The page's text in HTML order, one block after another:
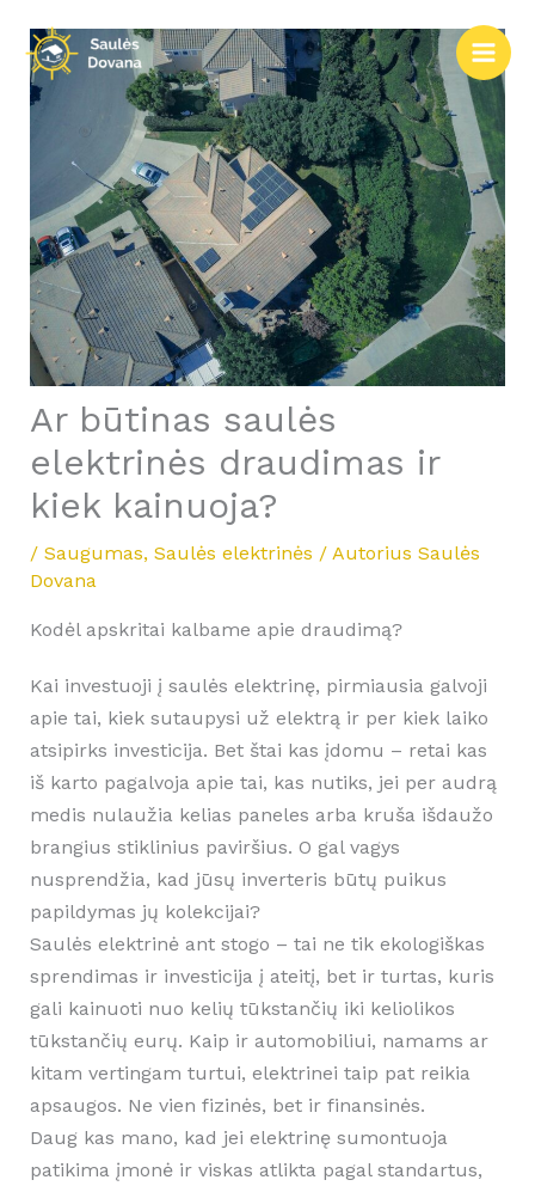
prie
turinio
Ar būtinas saulės
elektrinės draudimas ir
kiek kainuoja?
/ Saugumas, Saulės elektrinės / Autorius Saulės
Dovana
Kodėl apskritai kalbame apie draudimą?
Kai investuoji į saulės elektrinę, pirmiausia galvoji
apie tai, kiek sutaupysi už elektrą ir per kiek laiko
atsipirks investicija. Bet štai kas įdomu – retai kas
iš karto pagalvoja apie tai, kas nutiks, jei per audrą
medis nulaužia kelias paneles arba kruša išdaužo
brangius stiklinius paviršius. O gal vagys
nusprendžia, kad jūsų inverteris būtų puikus
papildymas jų kolekcijai?
Saulės elektrinė ant stogo – tai ne tik ekologiškas
sprendimas ir investicija į ateitį, bet ir turtas, kuris
gali kainuoti nuo kelių tūkstančių iki keliolikos
tūkstančių eurų. Kaip ir automobiliui, namams ar
kitam vertingam turtui, elektrinei taip pat reikia
apsaugos. Ne vien fizinės, bet ir finansinės.
Daug kas mano, kad jei elektrinę sumontuoja
patikima įmonė ir viskas atlikta pagal standartus,